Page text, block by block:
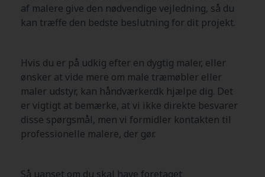
af malere give den nødvendige vejledning, så du
kan træffe den bedste beslutning for dit projekt.
Hvis du er på udkig efter en dygtig maler, eller
ønsker at vide mere om male træmøbler eller
maler udstyr, kan håndværker.dk hjælpe dig. Det
er vigtigt at bemærke, at vi ikke direkte besvarer
disse spørgsmål, men vi formidler kontakten til
professionelle malere, der gør.
Så uanset om du skal have foretaget